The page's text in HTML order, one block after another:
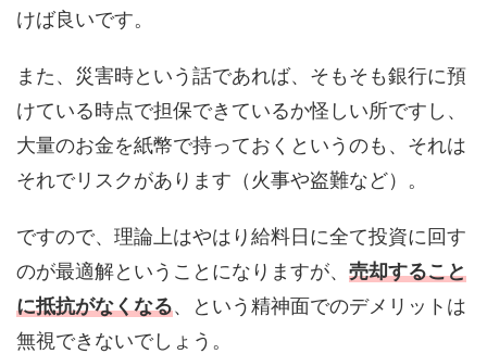
けば良いです。
また、災害時という話であれば、そもそも銀行に預
けている時点で担保できているか怪しい所ですし、
大量のお金を紙幣で持っておくというのも、それは
それでリスクがあります（火事や盗難など）。
ですので、理論上はやはり給料日に全て投資に回す
のが最適解ということになりますが、 売却すること
に抵抗がなくなる、という精神面でのデメリットは
無視できないでしょう。